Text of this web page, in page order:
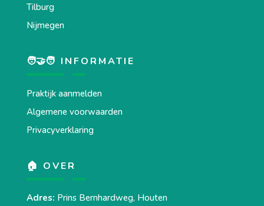
Tilburg
Nijmegen
🧑‍🤝‍🧑 INFORMATIE
Praktijk aanmelden
Algemene voorwaarden
Privacyverklaring
🏠 OVER
Adres: Prins Bernhardweg, Houten